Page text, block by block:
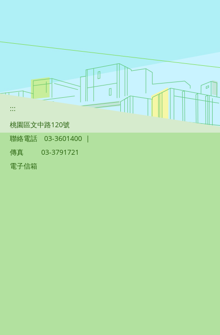
:::
桃園區文中路120號
聯絡電話
03-3601400 |
傳真
03-3791721
電子信箱